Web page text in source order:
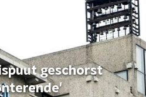
geschorst